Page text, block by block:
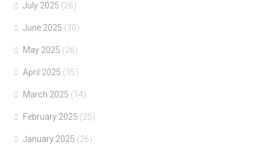
July 2025 (26)
June 2025 (30)
May 2025 (26)
April 2025 (35)
March 2025 (14)
February 2025 (25)
January 2025 (26)